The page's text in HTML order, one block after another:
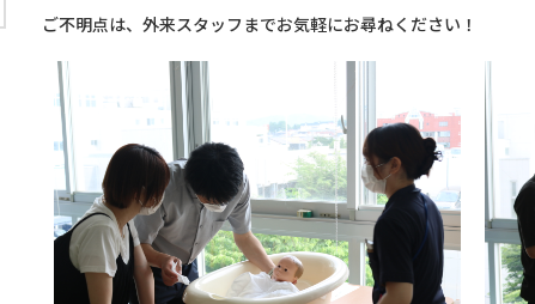
ご不明点は、外来スタッフまでお気軽にお尋ねください！